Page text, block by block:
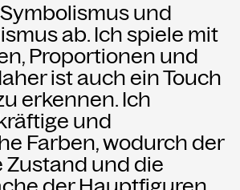
und
ab. Ich spiele mit
Proportionen und
ist auch ein Touch
erkennen. Ich
und
Farben, wodurch der
Zustand und die